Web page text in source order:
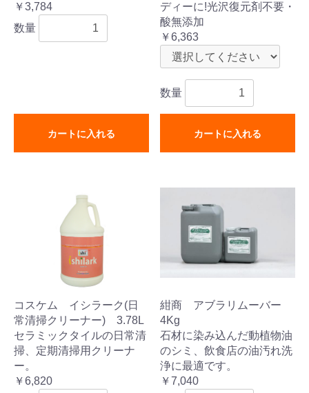
￥3,784
数量
カートに入れる
ディーに!光沢復元剤不要・
酸無添加
￥6,363
数量
カートに入れる
コスケム イシラーク(日
常清掃クリーナー) 3.78L
セラミックタイルの日常清
掃、定期清掃用クリーナ
ー。
￥6,820
紺商 アブラリムーバー
4Kg
石材に染み込んだ動植物油
のシミ、飲食店の油汚れ洗
浄に最適です。
￥7,040